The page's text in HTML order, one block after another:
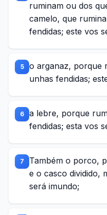
ruminam ou dos
camelo, que
fendidas; este vos
5
o arganaz, porque
unhas fendidas;
6
a lebre, porque
fendidas; esta vos
7
Também o porco,
e o casco dividido,
será imundo;